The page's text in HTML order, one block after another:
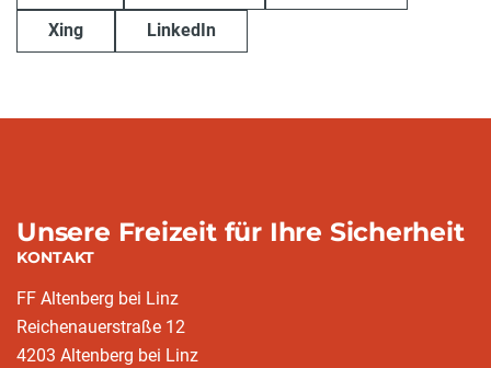
Xing LinkedIn
Unsere Freizeit für Ihre Sicherheit
KONTAKT
FF Altenberg bei Linz
Reichenauerstraße 12
4203 Altenberg bei Linz